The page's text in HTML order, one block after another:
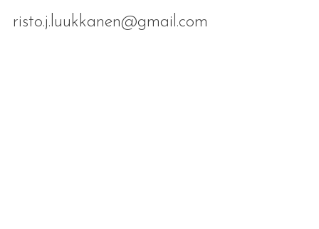
risto.j.luukkanen@gmail.com